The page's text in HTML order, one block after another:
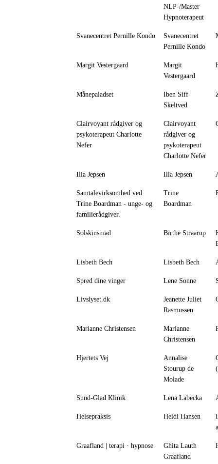
NLP-/Master
Hypnoterapeut
Svanecentret Pernille Kondo
Svanecentret
Pernille Kondo
Margit Vestergaard
Margit
Vestergaard
Månepaladset
Iben Siff
Skeltved
Clairvoyant rådgiver og
psykoterapeut Charlotte
Nefer
Clairvoyant
rådgiver og
psykoterapeut
Charlotte Nefer
Illa Jepsen Illa Jepsen
Samtalevirksomhed ved
Trine Boardman - unge- og
familierådgiver.
Trine
Boardman
Solskinsmad Birthe Straarup
Lisbeth Bech Lisbeth Bech
Spred dine vinger Lene Sonne
Livslyset.dk
Jeanette Juliet
Rasmussen
Marianne Christensen
Marianne
Christensen
Hjertets Vej
Annalise
Stourup de
Molade
Sund-Glad Klinik Lena Labecka
Helsepraksis Heidi Hansen
Graafland | terapi · hypnose
Ghita Lauth
Graafland